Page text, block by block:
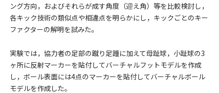
ング方向，およびそれらが成す角度（迎え角）等を比較検討し，
各キック技術の類似点や相違点を明らかにし，キックごとのキー
ファクターの解明を試みた。
実験では，協力者の足部の蹴り足踵に加えて母趾球，小趾球の3
ヶ所に反射マーカーを貼付してバーチャルフットモデルを作成
し，ボール表面には4点のマーカーを貼付してバーチャルボール
モデルを作成した。